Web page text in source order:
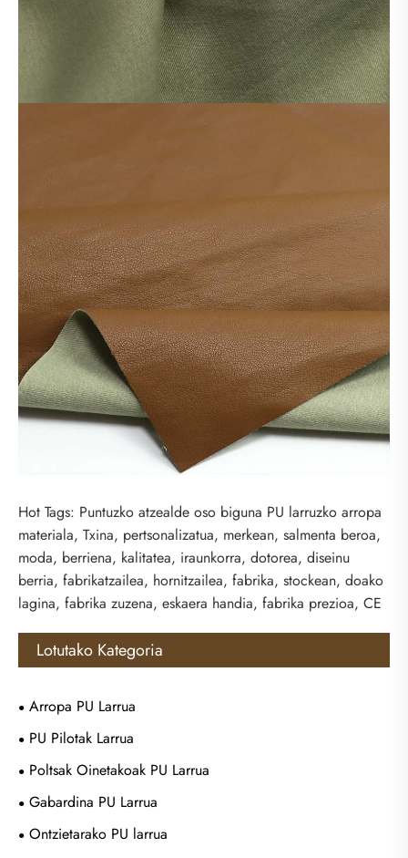
Hot Tags: Puntuzko atzealde oso biguna PU larruzko arropa
materiala, Txina, pertsonalizatua, merkean, salmenta beroa,
moda, berriena, kalitatea, iraunkorra, dotorea, diseinu
berria, fabrikatzailea, hornitzailea, fabrika, stockean, doako
lagina, fabrika zuzena, eskaera handia, fabrika prezioa, CE
Lotutako Kategoria
Arropa PU Larrua
PU Pilotak Larrua
Poltsak Oinetakoak PU Larrua
Gabardina PU Larrua
Ontzietarako PU larrua